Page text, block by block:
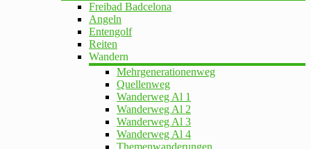
Freibad Badcelona
Angeln
Entengolf
Reiten
Wandern
Mehrgenerationenweg
Quellenweg
Wanderweg Al 1
Wanderweg Al 2
Wanderweg Al 3
Wanderweg Al 4